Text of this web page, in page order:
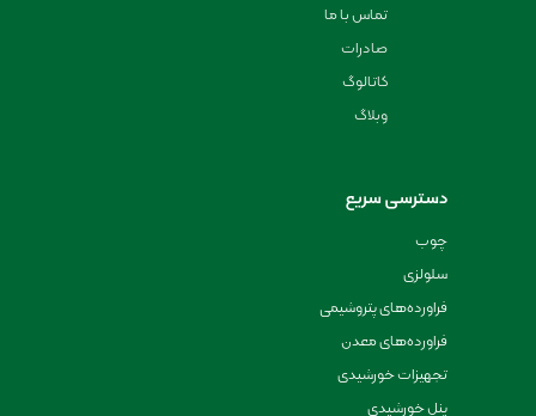
تماس با ما
صادرات
کاتالوگ
وبلاگ
دسترسی سریع
چوب
سلولزی
فراورده‌های پتروشیمی
فراورده‌های معدن
تجهیزات خورشیدی
پنل خورشیدی